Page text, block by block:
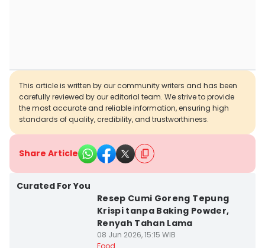
This article is written by our community writers and has been
carefully reviewed by our editorial team. We strive to provide
the most accurate and reliable information, ensuring high
standards of quality, credibility, and trustworthiness.
Share Article
Curated For You
Resep Cumi Goreng Tepung
Krispi tanpa Baking Powder,
Renyah Tahan Lama
08 Jun 2026, 15:15 WIB
Food